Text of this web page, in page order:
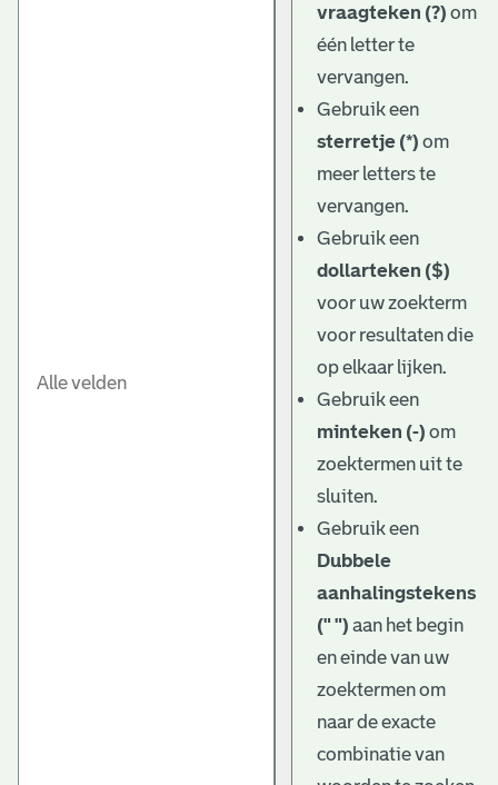
vraagteken (?) om
één letter te
vervangen.
Gebruik een
sterretje (*) om
meer letters te
vervangen.
Gebruik een
dollarteken ($)
voor uw zoekterm
voor resultaten die
op elkaar lijken.
Gebruik een
minteken (-) om
zoektermen uit te
sluiten.
Gebruik een
Dubbele
aanhalingstekens
(" ") aan het begin
en einde van uw
zoektermen om
naar de exacte
combinatie van